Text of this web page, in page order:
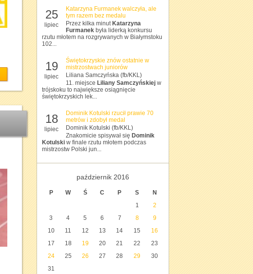
25
lipiec
Katarzyna Furmanek walczyła, ale
tym razem bez medalu
Przez kilka minut Katarzyna
Furmanek była liderką konkursu
rzutu młotem na rozgrywanych w Białymstoku
102...
19
lipiec
Świętokrzyskie znów ostatnie w
mistrzostwach juniorów
Liliana Samczyńska (fb/KKL)
11. miejsce Liliany Samczyńskiej w
trójskoku to największe osiągnięcie
świętokrzyskich lek...
18
lipiec
Dominik Kotulski rzucił prawie 70
metrów i zdobył medal
Dominik Kotulski (fb/KKL)
Znakomicie spisywał się Dominik
Kotulski w finale rzutu młotem podczas
mistrzostw Polski jun...
październik 2016
P W Ś C P S N
1
2
3
4 5 6 7 8
9
10
11 12 13 14 15
16
17
18 19 20 21 22
23
24
25 26 27 28 29
30
31